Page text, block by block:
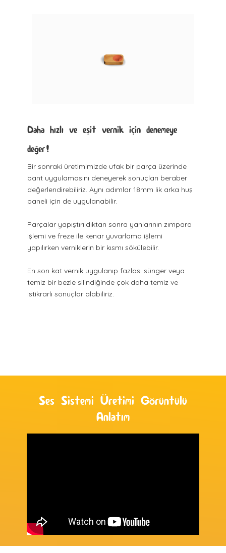
Daha hızlı ve eşit vernik için denemeye
değer!
Bir sonraki üretimimizde ufak bir parça üzerinde
bant uygulamasını deneyerek sonuçları beraber
değerlendirebiliriz. Aynı adımlar 18mm lik arka huş
paneli için de uygulanabilir.
Parçalar yapıştırıldıktan sonra yanlarının zımpara
işlemi ve freze ile kenar yuvarlama işlemi
yapılırken verniklerin bir kısmı sökülebilir.
En son kat vernik uygulanıp fazlası sünger veya
temiz bir bezle silindiğinde çok daha temiz ve
istikrarlı sonuçlar alabiliriz.
Ses Sistemi Üretimi Görüntülü
Anlatım